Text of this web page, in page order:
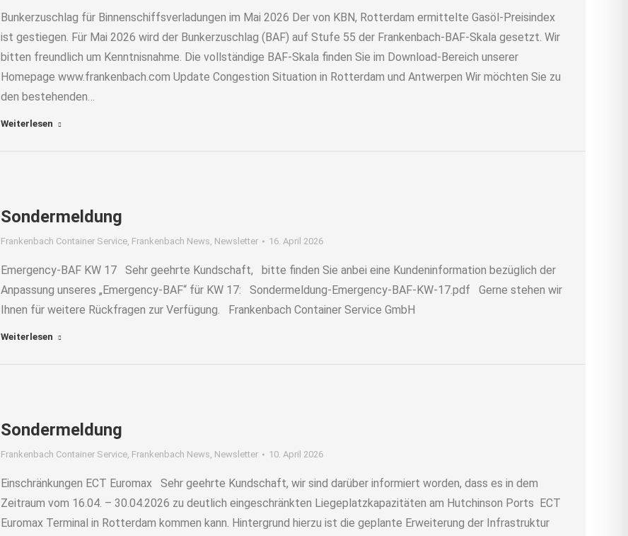
Bunkerzuschlag für Binnenschiffsverladungen im Mai 2026 Der von KBN, Rotterdam ermittelte Gasöl-Preisindex
ist gestiegen. Für Mai 2026 wird der Bunkerzuschlag (BAF) auf Stufe 55 der Frankenbach-BAF-Skala gesetzt. Wir
bitten freundlich um Kenntnisnahme. Die vollständige BAF-Skala finden Sie im Download-Bereich unserer
Homepage www.frankenbach.com Update Congestion Situation in Rotterdam und Antwerpen Wir möchten Sie zu
den bestehenden…
Weiterlesen
Sondermeldung
Frankenbach Container Service, Frankenbach News, Newsletter 16. April 2026
Emergency-BAF KW 17 Sehr geehrte Kundschaft, bitte finden Sie anbei eine Kundeninformation bezüglich der
Anpassung unseres „Emergency-BAF“ für KW 17: Sondermeldung-Emergency-BAF-KW-17.pdf Gerne stehen wir
Ihnen für weitere Rückfragen zur Verfügung. Frankenbach Container Service GmbH
Weiterlesen
Sondermeldung
Frankenbach Container Service, Frankenbach News, Newsletter 10. April 2026
Einschränkungen ECT Euromax Sehr geehrte Kundschaft, wir sind darüber informiert worden, dass es in dem
Zeitraum vom 16.04. – 30.04.2026 zu deutlich eingeschränkten Liegeplatzkapazitäten am Hutchinson Ports ECT
Euromax Terminal in Rotterdam kommen kann. Hintergrund hierzu ist die geplante Erweiterung der Infrastruktur